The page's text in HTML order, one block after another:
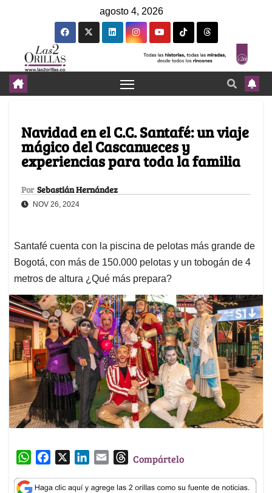
agosto 4, 2026
Navidad en el C.C. Santafé: un viaje
mágico del Cascanueces y
experiencias para toda la familia
Por Sebastián Hernández
NOV 26, 2024
Santafé cuenta con la piscina de pelotas más grande de
Bogotá, con más de 150.000 pelotas y un tobogán de 4
metros de altura ¿Qué más prepara?
W
a
c
n
a
T
r
Compártelo